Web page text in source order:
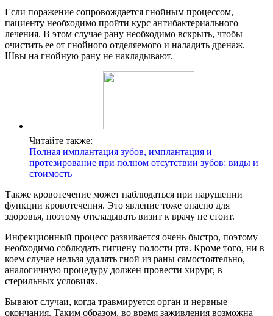
Если поражение сопровождается гнойным процессом,
пациенту необходимо пройти курс антибактериального
лечения. В этом случае рану необходимо вскрыть, чтобы
очистить ее от гнойного отделяемого и наладить дренаж.
Швы на гнойную рану не накладывают.
Читайте также:
Полная имплантация зубов, имплантация и
протезирование при полном отсутствии зубов: виды и
стоимость
Также кровотечение может наблюдаться при нарушении
функции кровотечения. Это явление тоже опасно для
здоровья, поэтому откладывать визит к врачу не стоит.
Инфекционный процесс развивается очень быстро, поэтому
необходимо соблюдать гигиену полости рта. Кроме того, ни в
коем случае нельзя удалять гной из раны самостоятельно,
аналогичную процедуру должен провести хирург, в
стерильных условиях.
Бывают случаи, когда травмируется орган и нервные
окончания. Таким образом, во время заживления возможна